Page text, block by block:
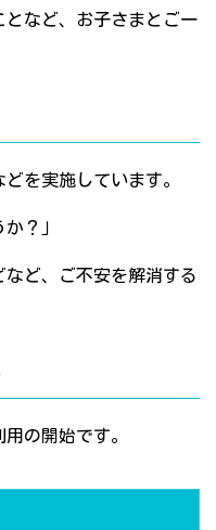
など、お子さまとご一
を実施しています。
？」
など、ご不安を解消する
の開始です。